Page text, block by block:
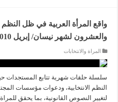
واقع المرأة العربية في ظل النظم
والعشرون لشهر نيسان/ إبريل 2010
المراة والانتخابات
سلسلة حلقات شهرية تتابع المستجدات
النظم الانتخابية، ودعوات مؤسسات
لتغيير النصوص القانونية، بما يحقق